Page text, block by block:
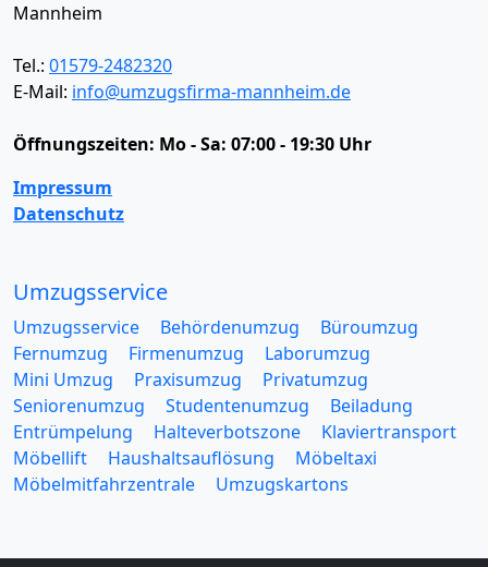
Mannheim
Tel.: 01579-2482320
E-Mail: info@umzugsfirma-mannheim.de
Öffnungszeiten: Mo - Sa: 07:00 - 19:30 Uhr
Impressum
Datenschutz
Umzugsservice
Umzugsservice Behördenumzug
Büroumzug
Fernumzug
Firmenumzug
Laborumzug
Mini Umzug
Praxisumzug
Privatumzug
Seniorenumzug
Studentenumzug
Beiladung
Entrümpelung
Halteverbotszone
Klaviertransport
Möbellift
Haushaltsauflösung
Möbeltaxi
Möbelmitfahrzentrale
Umzugskartons